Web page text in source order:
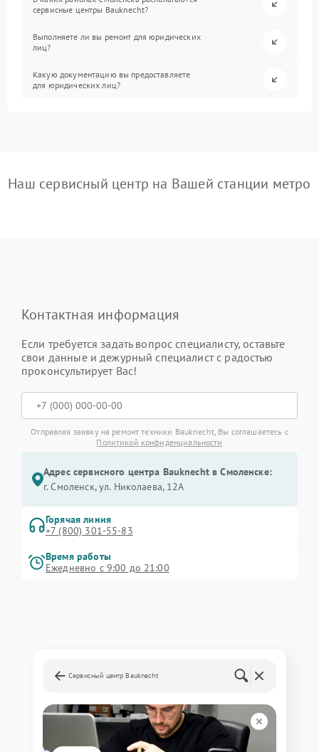
сервисные центры Bauknecht?
Выполняете ли вы ремонт для юридических
лиц?
Какую документацию вы предоставляете
для юридических лиц?
Наш сервисный центр на Вашей станции метро
Контактная информация
Если требуется задать вопрос специалисту, оставьте
свои данные и дежурный специалист с радостью
проконсультирует Вас!
Отправляя заявку на ремонт техники Bauknecht, Вы соглашаетесь с
Политикой конфиденциальности
Адрес сервисного центра Bauknecht в Смоленске:
г. Смоленск, ул. Николаева, 12А
Горячая линия
+7 (800) 301-55-83
Время работы
Ежедневно с 9:00 до 21:00
Сервисный центр Bauknecht